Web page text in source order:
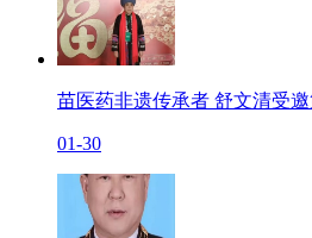
苗医药非遗传承者 舒文清受
01-30